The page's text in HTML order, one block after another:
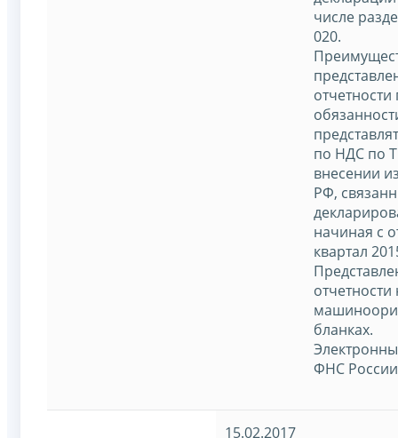
числе
020.
по НДС по
внесении
РФ,
начиная с
квартал
отчетности
бланках.
ФНС
15.02.2017